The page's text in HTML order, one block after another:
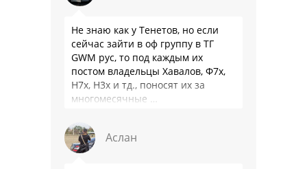
Не знаю как у Тенетов, но если
сейчас зайти в оф группу в ТГ
GWM рус, то под каждым их
постом владельцы Хавалов, Ф7х,
Н7х, Н3х и тд., поносят их за
многомесячные …
Аслан